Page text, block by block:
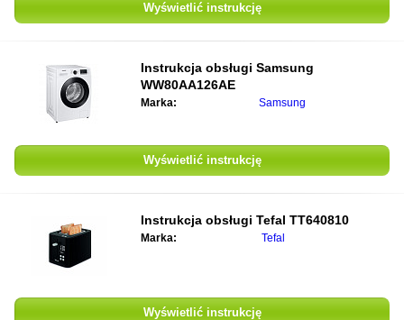
Wyświetlić instrukcję
Instrukcja obsługi Samsung
WW80AA126AE
Marka: Samsung
Wyświetlić instrukcję
Instrukcja obsługi Tefal TT640810
Marka: Tefal
Wyświetlić instrukcję